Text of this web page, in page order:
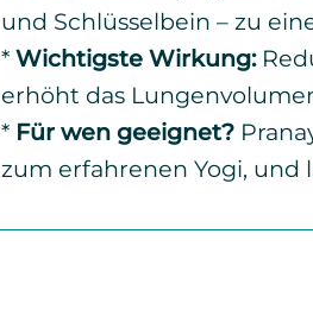
und Schlüsselbein – zu
* Wichtigste Wirkung:
erhöht das
* Für wen geeignet?
zum erfahrenen Yogi, und